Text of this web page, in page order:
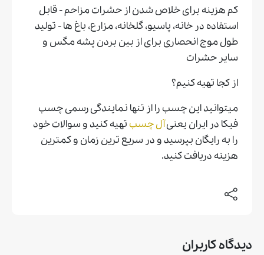
کم هزینه برای خلاص شدن از حشرات مزاحم - قابل
استفاده در خانه، پاسیو، گلخانه، مزارع، باغ ها - تولید
طول موج انحصاری برای از بین بردن پشه مگس و
سایر حشرات
از کجا تهیه کنیم؟
میتوانید این چسب را از تنها نمایندگی رسمی چسب
فیکا در ایران یعنیآل چسب تهیه کنید و سوالات خود
را به رایگان بپرسید و در سریع ترین زمان و کمترین
هزینه دریافت کنید.
دیدگاه کاربران